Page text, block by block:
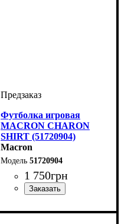
Футболка игровая
MACRON CHARON
SHIRT (51720904)
Macron
51720904
1 750грн